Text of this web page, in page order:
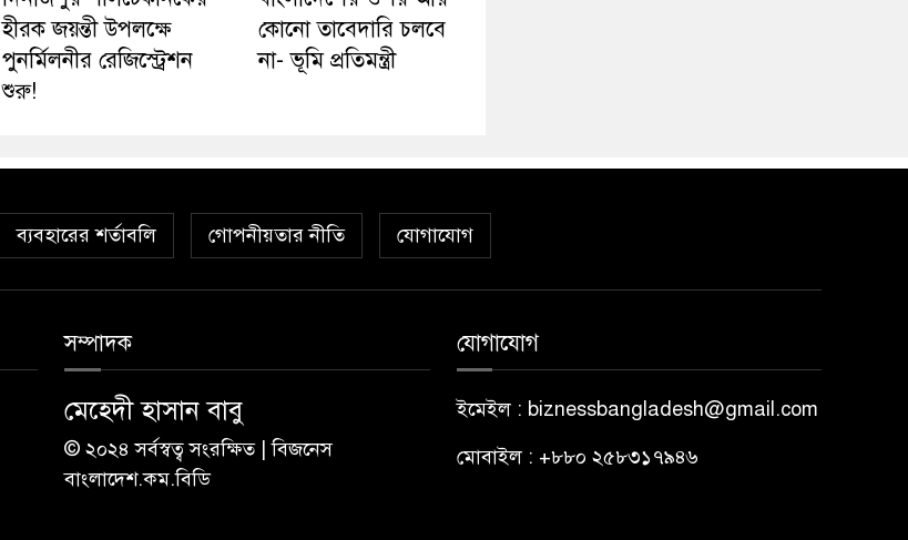
হীরক জয়ন্তী উপলক্ষে
পুনর্মিলনীর রেজিস্ট্রেশন
শুরু!
কোনো তাবেদারি চলবে
না- ভূমি প্রতিমন্ত্রী
ব্যবহারের শর্তাবলি গোপনীয়তার নীতি যোগাযোগ
সম্পাদক
মেহেদী হাসান বাবু
© ২০২৪ সর্বস্বত্ব সংরক্ষিত | বিজনেস
বাংলাদেশ.কম.বিডি
যোগাযোগ
ইমেইল : biznessbangladesh@gmail.com
মোবাইল : +৮৮০ ২৫৮৩১৭৯৪৬